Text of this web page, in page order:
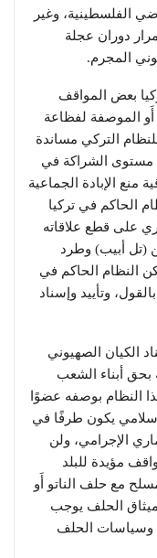
الفلسطينية، وغير
دوران عجلة
المجرم.
بعض المواقف
أَو الموصفة لفظاعة
التركي مساندة
مستوى الشراكة في
منع الإبادة الجماعية
ولو أن النظام الحاكم في تركيا
على قطع علاقاته
(تل أبيب) وطرد
النظام الحاكم في
وتأييد وإسناد
الكيان الصهيوني
بحق أبناء الشعب
النظام بوصفه عضوًا
يكون طرفًا في
الإجرامي، ولن
مؤيدة للبلد
مع حلف الناتو أَو
الحلف يوجب
وسياسات الحلف